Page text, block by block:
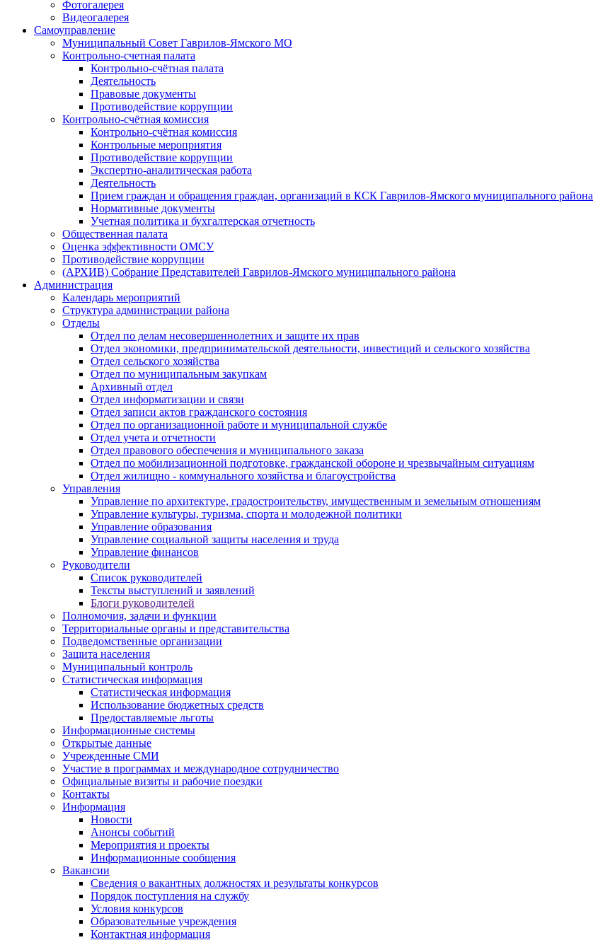
Фотогалерея
Видеогалерея
Самоуправление
Муниципальный Совет Гаврилов-Ямского МО
Контрольно-счетная палата
Контрольно-счётная палата
Деятельность
Правовые документы
Противодействие коррупции
Контрольно-счётная комиссия
Контрольно-счётная комиссия
Контрольные мероприятия
Противодействие коррупции
Экспертно-аналитическая работа
Деятельность
Прием граждан и обращения граждан, организаций в КСК Гаврилов-Ямского муниципального района
Нормативные документы
Учетная политика и бухгалтерская отчетность
Общественная палата
Оценка эффективности ОМСУ
Противодействие коррупции
(АРХИВ) Собрание Представителей Гаврилов-Ямского муниципального района
Администрация
Календарь мероприятий
Структура администрации района
Отделы
Отдел по делам несовершеннолетних и защите их прав
Отдел экономики, предпринимательской деятельности, инвестиций и сельского хозяйства
Отдел сельского хозяйства
Отдел по муниципальным закупкам
Архивный отдел
Отдел информатизации и связи
Отдел записи актов гражданского состояния
Отдел по организационной работе и муниципальной службе
Отдел учета и отчетности
Отдел правового обеспечения и муниципального заказа
Отдел по мобилизационной подготовке, гражданской обороне и чрезвычайным ситуациям
Отдел жилищно - коммунального хозяйства и благоустройства
Управления
Управление по архитектуре, градостроительству, имущественным и земельным отношениям
Управление культуры, туризма, спорта и молодежной политики
Управление образования
Управление социальной защиты населения и труда
Управление финансов
Руководители
Список руководителей
Тексты выступлений и заявлений
Блоги руководителей
Полномочия, задачи и функции
Территориальные органы и представительства
Подведомственные организации
Защита населения
Муниципальный контроль
Статистическая информация
Статистическая информация
Использование бюджетных средств
Предоставляемые льготы
Информационные системы
Открытые данные
Учрежденные СМИ
Участие в программах и международное сотрудничество
Официальные визиты и рабочие поездки
Контакты
Информация
Новости
Анонсы событий
Мероприятия и проекты
Информационные сообщения
Вакансии
Сведения о вакантных должностях и результаты конкурсов
Порядок поступления на службу
Условия конкурсов
Образовательные учреждения
Контактная информация